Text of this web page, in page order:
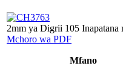
2mm ya Digrii 105
Mchoro wa PDF
Mfano